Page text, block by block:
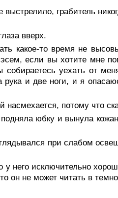
грабитель
вверх.
какое-то время не
если вы хотите мне
уехать от
рука и две ноги, и я
потому что
юбку и вынула
при слабом
него исключительно
он не может читать в